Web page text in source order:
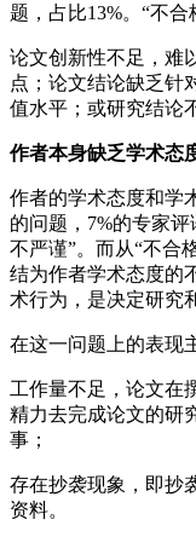
题，占比13%。“不合
论文创新性不足，难
点；论文结论缺乏针
值水平；或研究结论
作者本身缺乏学术态
作者的学术态度和学
的问题，7%的专家
不严谨”。而从“不合
结为作者学术态度的
术行为，是决定研究
在这一问题上的表现
工作量不足，论文在
精力去完成论文的研
事；
存在抄袭现象，即抄
资料。